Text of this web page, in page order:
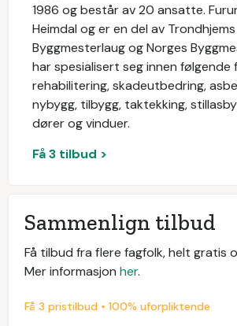
1986 og består av 20 ansatte.
Heimdal og er en del av Trondhjems
Byggmesterlaug og Norges
har spesialisert seg innen følgende
rehabilitering, skadeutbedring,
nybygg, tilbygg, taktekking,
dører og vinduer.
Få 3 tilbud >
Sammenlign tilbud
Få tilbud fra flere fagfolk, helt gratis
Mer informasjon her.
Få 3 pristilbud • 100% uforpliktende